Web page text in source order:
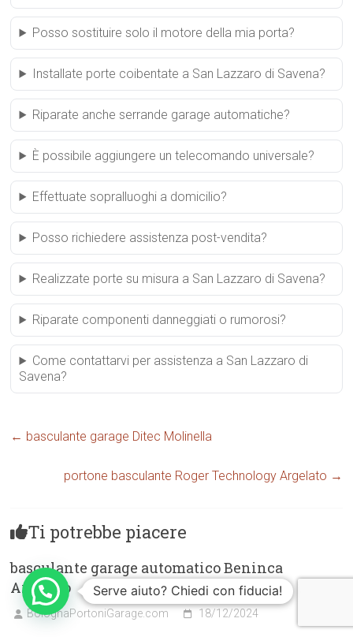
Posso sostituire solo il motore della mia porta?
Installate porte coibentate a San Lazzaro di Savena?
Riparate anche serrande garage automatiche?
È possibile aggiungere un telecomando universale?
Effettuate sopralluoghi a domicilio?
Posso richiedere assistenza post-vendita?
Realizzate porte su misura a San Lazzaro di Savena?
Riparate componenti danneggiati o rumorosi?
Come contattarvi per assistenza a San Lazzaro di
Savena?
← basculante garage Ditec Molinella
portone basculante Roger Technology Argelato →
Ti potrebbe piacere
basculante garage automatico Beninca
Argelato
BolognaPortoniGarage.com 18/12/2024
Serve aiuto? Chiedi con fiducia!